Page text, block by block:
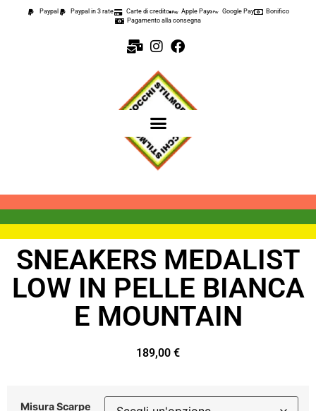
Paypal Paypal in 3 rate Carte di credito Apple Pay Google Pay
Bonifico
Pagamento alla consegna
SNEAKERS MEDALIST
LOW IN PELLE BIANCA
E MOUNTAIN
189,00 €
Misura Scarpe